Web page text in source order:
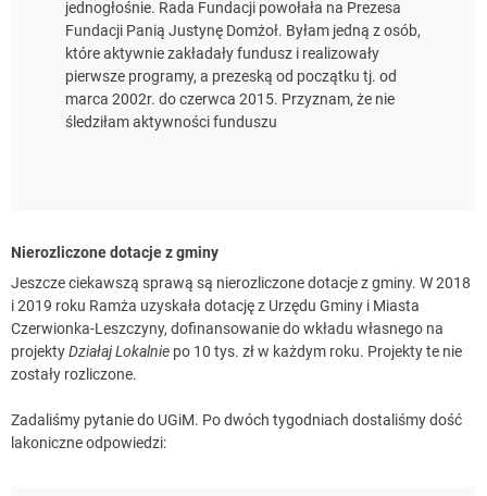
jednogłośnie. Rada Fundacji powołała na Prezesa
Fundacji Panią Justynę Domżoł. Byłam jedną z osób,
które aktywnie zakładały fundusz i realizowały
pierwsze programy, a prezeską od początku tj. od
marca 2002r. do czerwca 2015. Przyznam, że nie
śledziłam aktywności funduszu
Nierozliczone dotacje z gminy
Jeszcze ciekawszą sprawą są nierozliczone dotacje z gminy. W 2018
i 2019 roku Ramża uzyskała dotację z Urzędu Gminy i Miasta
Czerwionka-Leszczyny, dofinansowanie do wkładu własnego na
projektyDziałaj Lokalnie po 10 tys. zł w każdym roku. Projekty te nie
zostały rozliczone.
Zadaliśmy pytanie do UGiM. Po dwóch tygodniach dostaliśmy dość
lakoniczne odpowiedzi: